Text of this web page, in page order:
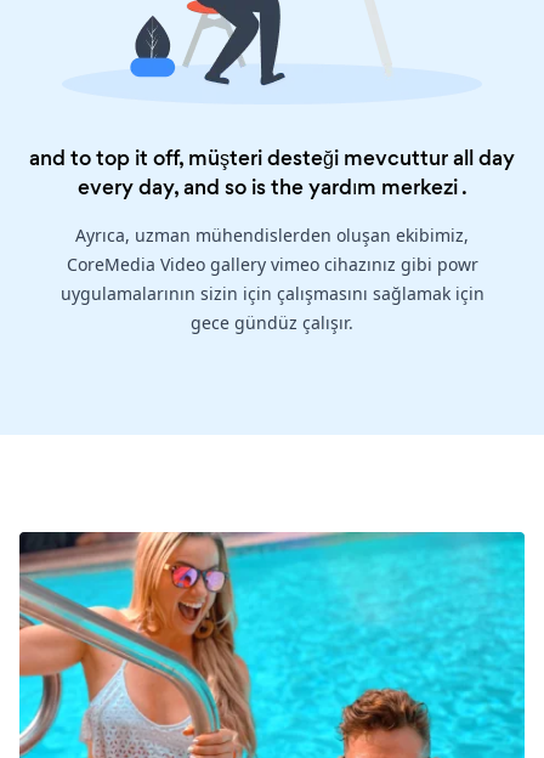
and to top it off, müşteri desteği mevcuttur all day
every day, and so is theyardım merkezi.
Ayrıca, uzman mühendislerden oluşan ekibimiz,
CoreMedia Video gallery vimeo cihazınız gibi powr
uygulamalarının sizin için çalışmasını sağlamak için
gece gündüz çalışır.